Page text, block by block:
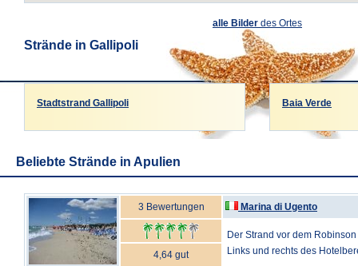
alle Bilder des Ortes
Strände in Gallipoli
Stadtstrand Gallipoli Baia Verde
Beliebte Strände in Apulien
3 Bewertungen Marina di Ugento
Der Strand vor dem
Links und rechts des
4,64 gut